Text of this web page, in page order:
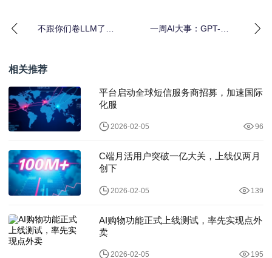
不跟你们卷LLM了！AI
一周AI大事：GPT-
相关推荐
平台启动全球短信服务商招募，加速国际
化服
2026-02-05 96
C端月活用户突破一亿大关，上线仅两月
创下
2026-02-05 139
AI购物功能正式上线测试，率先实现点外
卖
2026-02-05 195